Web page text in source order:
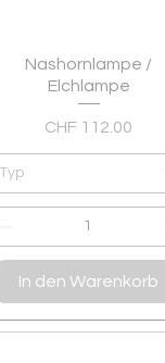
Schnellansicht
Nashornlampe /
Elchlampe
Preis
CHF 112.00
Typ
In den Warenkorb